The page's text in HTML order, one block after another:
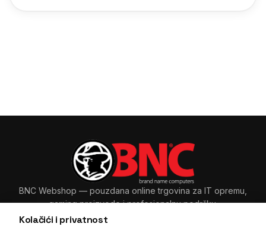
Kolačići i privatnost
BNC Webshop — pouzdana online trgovina za IT opremu,
gaming proizvode i profesionalnu podršku.